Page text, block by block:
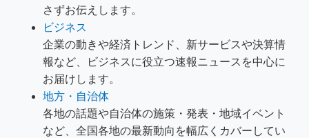
さずお伝えします。
ビジネス
企業の動きや経済トレンド、新サービスや決算情
報など、ビジネスに役立つ速報ニュースを中心に
お届けします。
地方・自治体
各地の話題や自治体の施策・発表・地域イベント
など、全国各地の最新動向を幅広くカバーしてい